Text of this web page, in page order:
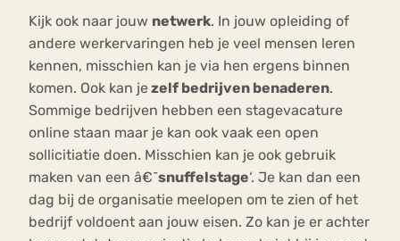
Kijk ook naar jouw netwerk. In jouw opleiding of
andere werkervaringen heb je veel mensen leren
kennen, misschien kan je via hen ergens binnen
komen. Ook kan jezelf bedrijven benaderen.
Sommige bedrijven hebben een stagevacature
online staan maar je kan ook vaak een open
sollicitiatie doen. Misschien kan je ook gebruik
maken van een â€˜snuffelstage‘. Je kan dan een
dag bij de organisatie meelopen om te zien of het
bedrijf voldoent aan jouw eisen. Zo kan je er achter